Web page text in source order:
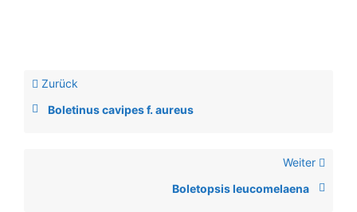
Zurück
Boletinus cavipes f. aureus
Weiter
Boletopsis leucomelaena